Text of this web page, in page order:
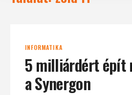
INFORMATIKA
5 milliárdért épít
a Synergon